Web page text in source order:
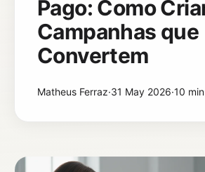
Pago: Como
Campanhas que
Convertem
Matheus Ferraz·31 May 2026·10